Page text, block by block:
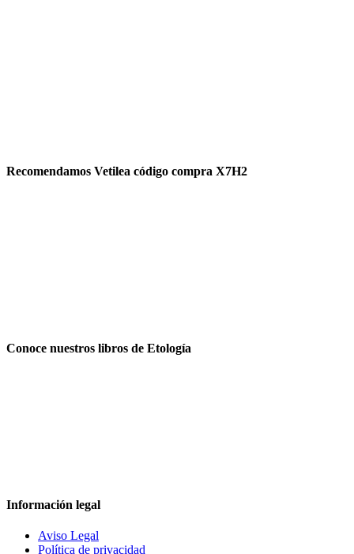
Recomendamos Vetilea código compra X7H2
Conoce nuestros libros de Etología
Información legal
Aviso Legal
Política de privacidad